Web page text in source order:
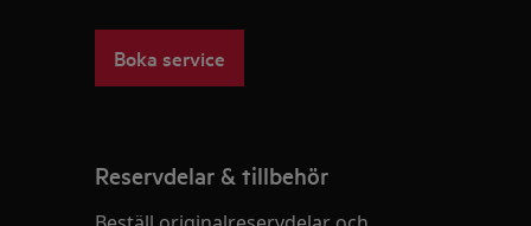
Boka service
Reservdelar & tillbehör